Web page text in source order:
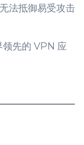
法抵御易受攻击
先的 VPN 应